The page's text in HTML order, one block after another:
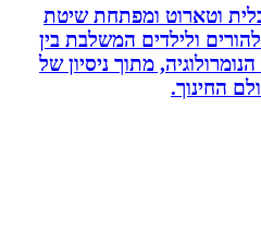
וטארוט ומפתחת שיטת
ולילדים המשלבת בין
מתוך ניסיון של